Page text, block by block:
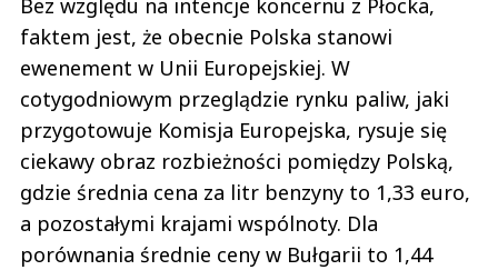
Bez względu na intencje koncernu z Płocka,
faktem jest, że obecnie Polska stanowi
ewenement w Unii Europejskiej. W
cotygodniowym przeglądzie rynku paliw, jaki
przygotowuje Komisja Europejska, rysuje się
ciekawy obraz rozbieżności pomiędzy Polską,
gdzie średnia cena za litr benzyny to 1,33 euro,
a pozostałymi krajami wspólnoty. Dla
porównania średnie ceny w Bułgarii to 1,44